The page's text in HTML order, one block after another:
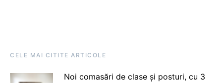
CELE MAI CITITE ARTICOLE
Noi comasări de clase și posturi, cu 3